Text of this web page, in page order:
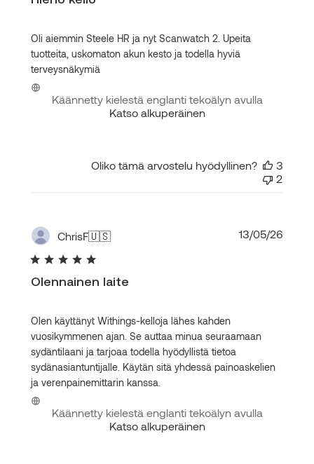
Oli aiemmin Steele HR ja nyt Scanwatch 2. Upeita
tuotteita, uskomaton akun kesto ja todella hyviä
terveysnäkymiä
Käännetty kielestä englanti tekoälyn avulla
Katso alkuperäinen
Oliko tämä arvostelu hyödyllinen?
3
2
ChrisF🇺🇸
Olennainen laite
Olen käyttänyt Withings-kelloja lähes kahden
vuosikymmenen ajan. Se auttaa minua seuraamaan
sydäntilaani ja tarjoaa todella hyödyllistä tietoa
sydänasiantuntijalle. Käytän sitä yhdessä painoaskelien
ja verenpainemittarin kanssa.
Käännetty kielestä englanti tekoälyn avulla
Katso alkuperäinen
13/05/26